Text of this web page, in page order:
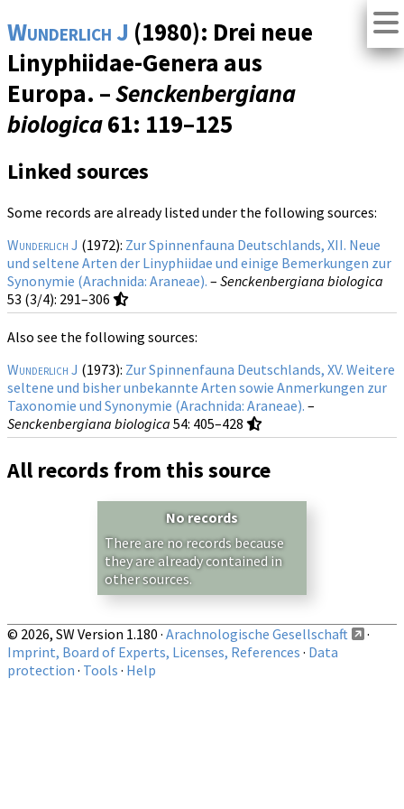
Wunderlich J (1980): Drei neue
Linyphiidae-Genera aus
Europa. –Senckenbergiana
biologica61: 119–125
Linked sources
Some records are already listed under the following sources:
Wunderlich J (1972): Zur Spinnenfauna Deutschlands, XII. Neue
und seltene Arten der Linyphiidae und einige Bemerkungen zur
Synonymie (Arachnida: Araneae). – Senckenbergiana biologica
53 (3/4): 291–306
Also see the following sources:
Wunderlich J (1973): Zur Spinnenfauna Deutschlands, XV. Weitere
seltene und bisher unbekannte Arten sowie Anmerkungen zur
Taxonomie und Synonymie (Arachnida: Araneae). –
Senckenbergiana biologica 54: 405–428
All records from this source
No records
There are no records because
they are already contained in
other sources.
© 2026, SW Version 1.180 · Arachnologische Gesellschaft
·
Imprint, Board of Experts, Licenses, References · Data
protection · Tools · Help